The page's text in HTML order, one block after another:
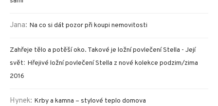
Jana: Na co si dát pozor při koupi nemovitosti
Zahřeje tělo a potěší oko. Takové je ložní povlečení Stella - Její
svět: Hřejivé ložní povlečení Stella z nové kolekce podzim/zima
2016
Hynek: Krby a kamna – stylové teplo domova